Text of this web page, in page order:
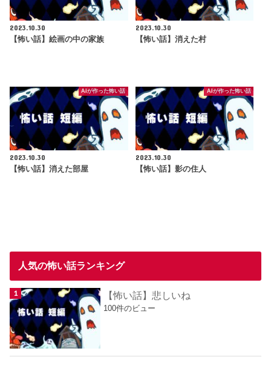
2023.10.30
【怖い話】絵画の中の家族
2023.10.30
【怖い話】消えた村
AIが作った怖い話
2023.10.30
【怖い話】消えた部屋
AIが作った怖い話
2023.10.30
【怖い話】影の住人
人気の怖い話ランキング
【怖い話】悲しいね
100件のビュー